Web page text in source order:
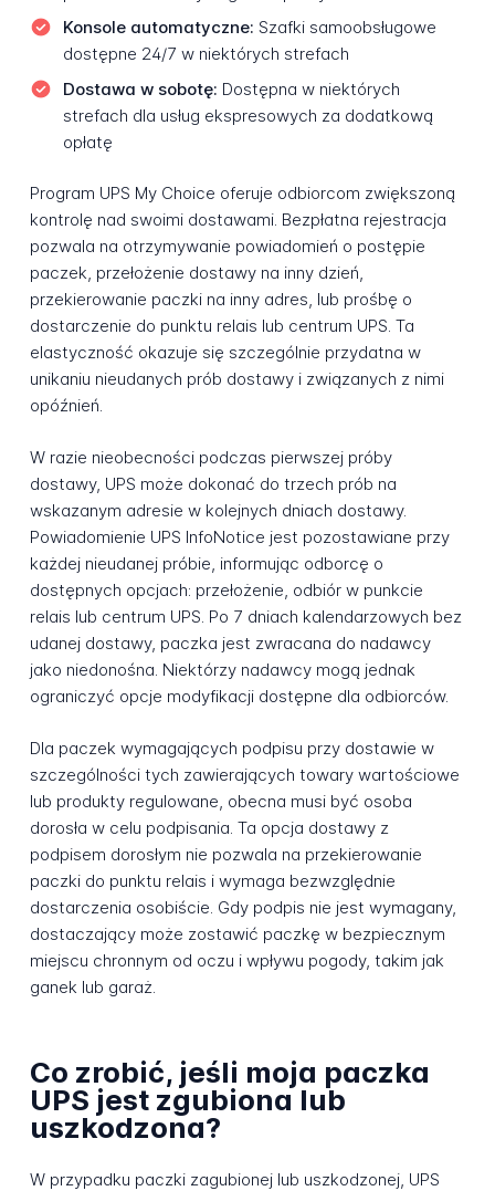
Konsole automatyczne: Szafki samoobsługowe
dostępne 24/7 w niektórych strefach
Dostawa w sobotę: Dostępna w niektórych
strefach dla usług ekspresowych za dodatkową
opłatę
Program UPS My Choice oferuje odbiorcom zwiększoną
kontrolę nad swoimi dostawami. Bezpłatna rejestracja
pozwala na otrzymywanie powiadomień o postępie
paczek, przełożenie dostawy na inny dzień,
przekierowanie paczki na inny adres, lub prośbę o
dostarczenie do punktu relais lub centrum UPS. Ta
elastyczność okazuje się szczególnie przydatna w
unikaniu nieudanych prób dostawy i związanych z nimi
opóźnień.
W razie nieobecności podczas pierwszej próby
dostawy, UPS może dokonać do trzech prób na
wskazanym adresie w kolejnych dniach dostawy.
Powiadomienie UPS InfoNotice jest pozostawiane przy
każdej nieudanej próbie, informując odborcę o
dostępnych opcjach: przełożenie, odbiór w punkcie
relais lub centrum UPS. Po 7 dniach kalendarzowych bez
udanej dostawy, paczka jest zwracana do nadawcy
jako niedonośna. Niektórzy nadawcy mogą jednak
ograniczyć opcje modyfikacji dostępne dla odbiorców.
Dla paczek wymagających podpisu przy dostawie w
szczególności tych zawierających towary wartościowe
lub produkty regulowane, obecna musi być osoba
dorosła w celu podpisania. Ta opcja dostawy z
podpisem dorosłym nie pozwala na przekierowanie
paczki do punktu relais i wymaga bezwzględnie
dostarczenia osobiście. Gdy podpis nie jest wymagany,
dostaczający może zostawić paczkę w bezpiecznym
miejscu chronnym od oczu i wpływu pogody, takim jak
ganek lub garaż.
Co zrobić, jeśli moja paczka
UPS jest zgubiona lub
uszkodzona?
W przypadku paczki zagubionej lub uszkodzonej, UPS